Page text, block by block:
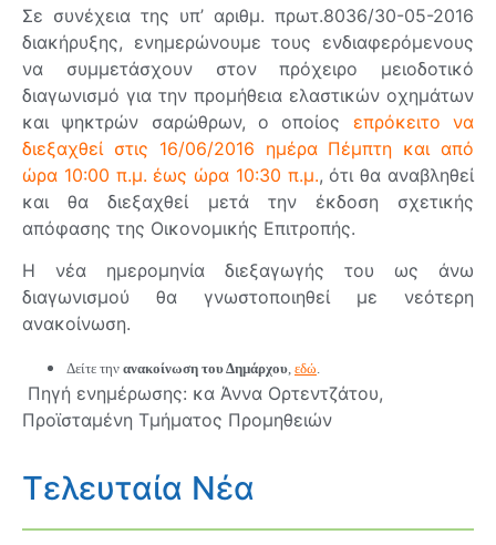
Σε συνέχεια της υπ’ αριθμ. πρωτ.8036/30-05-2016
διακήρυξης, ενημερώνουμε τους ενδιαφερόμενους
να συμμετάσχουν στον πρόχειρο μειοδοτικό
διαγωνισμό για την προμήθεια ελαστικών οχημάτων
και ψηκτρών σαρώθρων, ο οποίος επρόκειτο να
διεξαχθεί στις 16/06/2016 ημέρα Πέμπτη και από
ώρα 10:00 π.μ. έως ώρα 10:30 π.μ., ότι θα αναβληθεί
και θα διεξαχθεί μετά την έκδοση σχετικής
απόφασης της Οικονομικής Επιτροπής.
Η νέα ημερομηνία διεξαγωγής του ως άνω
διαγωνισμού θα γνωστοποιηθεί με νεότερη
ανακοίνωση.
Δείτε την ανακοίνωση του Δημάρχου εδώ
Πηγή ενημέρωσης: κα Άννα Ορτεντζάτου,
Προϊσταμένη Τμήματος Προμηθειών
Τελευταία Νέα